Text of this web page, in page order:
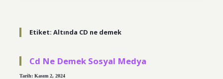
Etiket: Altında CD ne demek
Cd Ne Demek Sosyal Medya
Tarih: Kasım 2, 2024